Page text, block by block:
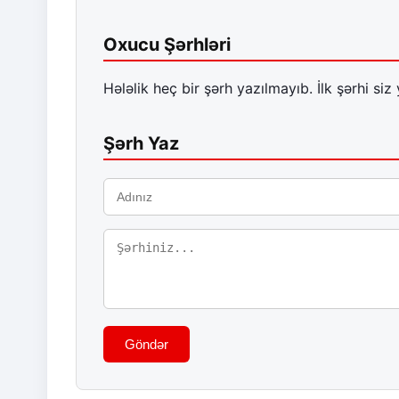
Oxucu Şərhləri
Hələlik heç bir şərh yazılmayıb. İlk şərhi siz
Şərh Yaz
Göndər